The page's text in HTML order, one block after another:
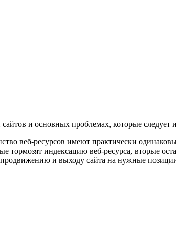
и основных проблемах, которые следует
веб-ресурсов имеют практически
тормозят индексацию веб-ресурса, вторые
продвижению и выходу сайта на нужные